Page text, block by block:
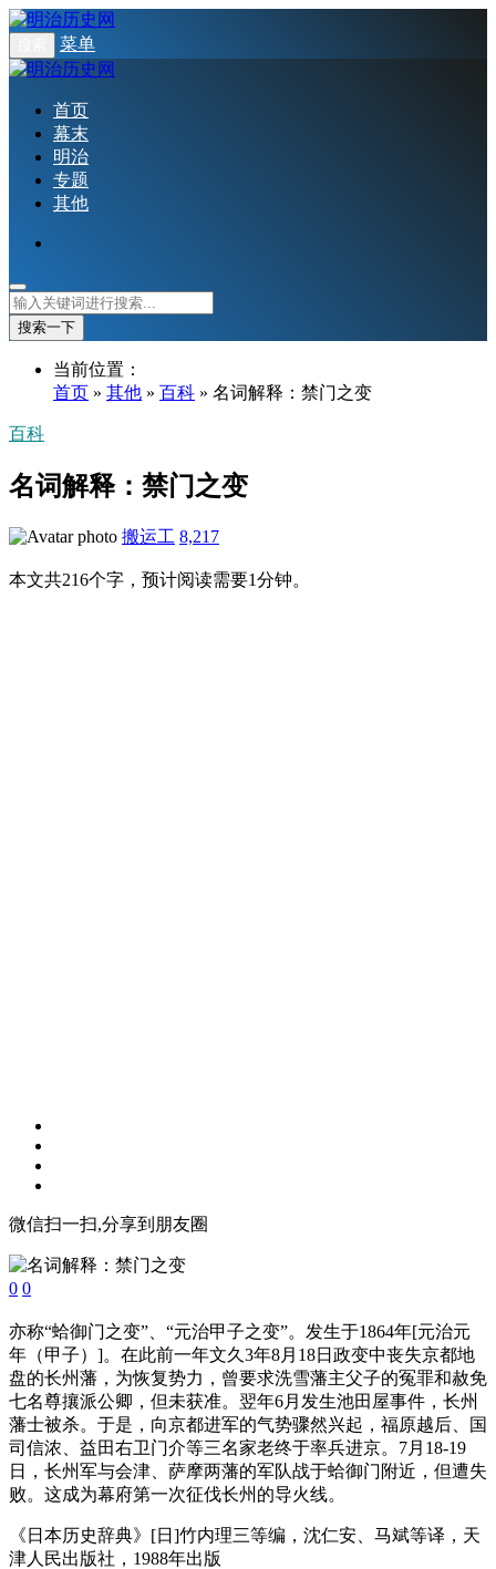
菜单
首页
幕末
明治
专题
其他
搜索一下
当前位置：
首页 » 其他 » 百科 » 名词解释：禁门之变
百科
名词解释：禁门之变
搬运工 8,217
本文共216个字，预计阅读需要1分钟。
微信扫一扫,分享到朋友圈
0 0
亦称“蛤御门之变”、“元治甲子之变”。发生于1864年[元治元
年（甲子）]。在此前一年文久3年8月18日政变中丧失京都地
盘的长州藩，为恢复势力，曾要求洗雪藩主父子的冤罪和赦免
七名尊攘派公卿，但未获准。翌年6月发生池田屋事件，长州
藩士被杀。于是，向京都进军的气势骤然兴起，福原越后、国
司信浓、益田右卫门介等三名家老终于率兵进京。7月18-19
日，长州军与会津、萨摩两藩的军队战于蛤御门附近，但遭失
败。这成为幕府第一次征伐长州的导火线。
《日本历史辞典》[日]竹内理三等编，沈仁安、马斌等译，天
津人民出版社，1988年出版